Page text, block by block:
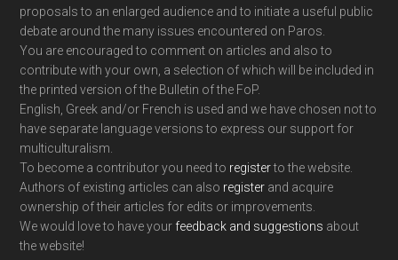
proposals to an enlarged audience and to initiate a useful public
debate around the many issues encountered on Paros.
You are encouraged to comment on articles and also to
contribute with your own, a selection of which will be included in
the printed version of the Bulletin of the FoP.
English, Greek and/or French is used and we have chosen not to
have separate language versions to express our support for
multiculturalism.
To become a contributor you need to registerto the website.
Authors of existing articles can also register and acquire
ownership of their articles for edits or improvements.
We would love to have your feedback and suggestions about
the website!